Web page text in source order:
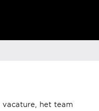
het team